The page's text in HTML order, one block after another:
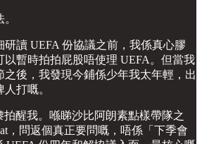
讀 UEFA 份協議之前，我係真心膠
以暫時拍拍屁股唔使理 UEFA。但當我
後，我發現今鋪係少年我太年輕，出
打嘅。
拍醒我。喺睇沙比阿朗素點樣帶隊之
，問返個真正要問嘅，唔係「下季會